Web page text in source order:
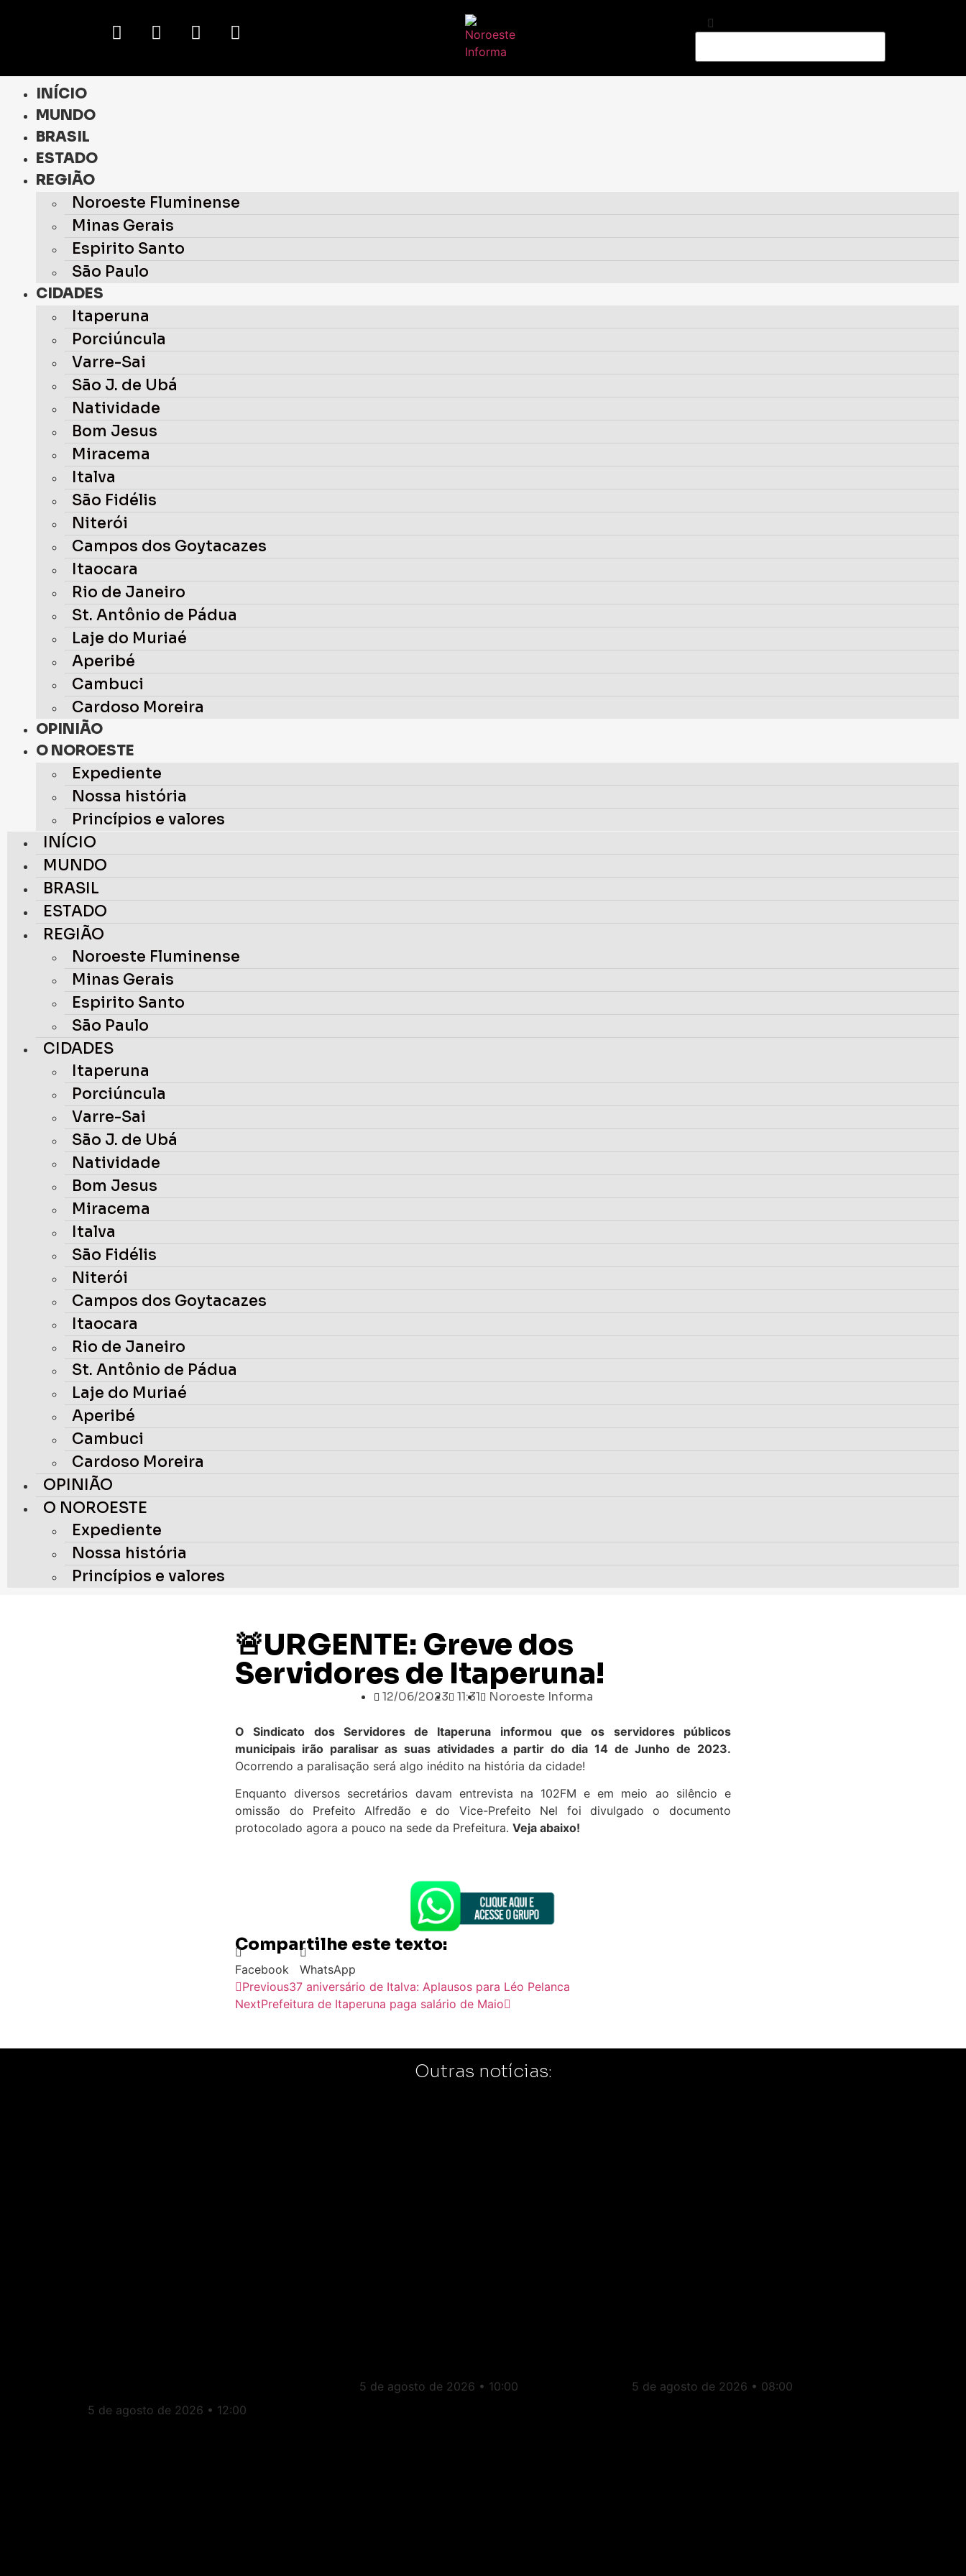
INÍCIO
MUNDO
BRASIL
ESTADO
REGIÃO
Noroeste Fluminense
Minas Gerais
Espirito Santo
São Paulo
CIDADES
Itaperuna
Porciúncula
Varre-Sai
São J. de Ubá
Natividade
Bom Jesus
Miracema
Italva
São Fidélis
Niterói
Campos dos Goytacazes
Itaocara
Rio de Janeiro
St. Antônio de Pádua
Laje do Muriaé
Aperibé
Cambuci
Cardoso Moreira
OPINIÃO
O NOROESTE
Expediente
Nossa história
Princípios e valores
INÍCIO
MUNDO
BRASIL
ESTADO
REGIÃO
Noroeste Fluminense
Minas Gerais
Espirito Santo
São Paulo
CIDADES
Itaperuna
Porciúncula
Varre-Sai
São J. de Ubá
Natividade
Bom Jesus
Miracema
Italva
São Fidélis
Niterói
Campos dos Goytacazes
Itaocara
Rio de Janeiro
St. Antônio de Pádua
Laje do Muriaé
Aperibé
Cambuci
Cardoso Moreira
OPINIÃO
O NOROESTE
Expediente
Nossa história
Princípios e valores
🚨URGENTE: Greve dos
Servidores de Itaperuna!
12/06/2023 11:31 Noroeste Informa
O Sindicato dos Servidores de Itaperuna informou que os servidores públicos
municipais irão paralisar as suas atividades a partir do dia 14 de Junho de 2023.
Ocorrendo a paralisação será algo inédito na história da cidade!
Enquanto diversos secretários davam entrevista na 102FM e em meio ao silêncio e
omissão do Prefeito Alfredão e do Vice-Prefeito Nel foi divulgado o documento
protocolado agora a pouco na sede da Prefeitura.Veja abaixo!
Compartilhe este texto:
Facebook
WhatsApp
Previous37 aniversário de Italva: Aplausos para Léo Pelanca
NextPrefeitura de Itaperuna paga salário de Maio
Outras notícias:
5 de agosto de 2026 12:00
5 de agosto de 2026 10:00 5 de agosto de 2026 08:00